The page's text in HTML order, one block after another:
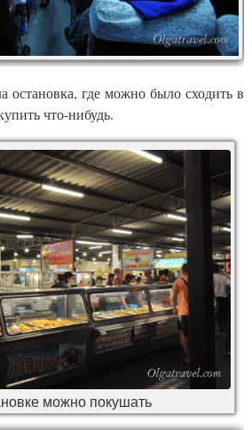
остановка, где можно было сходить в
что-нибудь.
можно покушать